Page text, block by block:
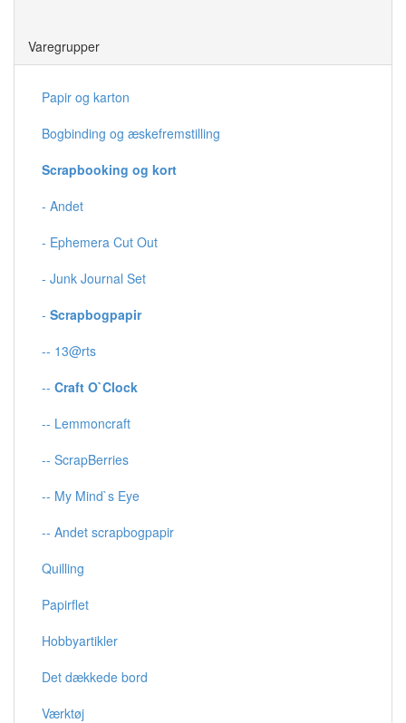
Varegrupper
Papir og karton
Bogbinding og æskefremstilling
Scrapbooking og kort
- Andet
- Ephemera Cut Out
- Junk Journal Set
- Scrapbogpapir
-- 13@rts
-- Craft O`Clock
-- Lemmoncraft
-- ScrapBerries
-- My Mind`s Eye
-- Andet scrapbogpapir
Quilling
Papirflet
Hobbyartikler
Det dækkede bord
Værktøj